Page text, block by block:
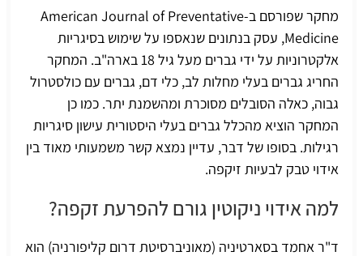
מחקר שפורסם ב-American Journal of Preventative
Medicine, עסק בנתונים שנאספו על שימוש בסיגריות
אלקטרוניות על ידי גברים מעל גיל 18 בארה"ב. המחקר
החריג גברים בעלי מחלות לב, כלי דם, גברים עם כולסטרול
גבוה, כאלה הסובלים מסוכרת ומהשמנת יתר. כמו כן
המחקר הוציא מהכלל גברים בעלי היסטורית עישון סיגריות
רגילות. בסופו של דבר, עדיין נמצא קשר משמעותי מאוד בין
אידוי טבק לבעיות זיקפה.
למה אידוי ניקוטין גורם להפרעת זקפה?
ד"ר אחמד בסארטיניה (מאוניברסיטת דרום קליפורניה) הוא